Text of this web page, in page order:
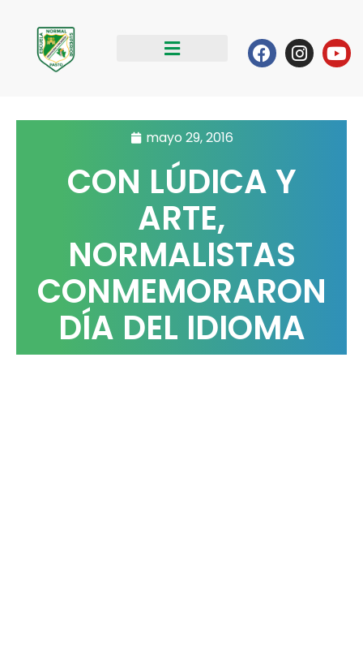
contenido
Facebook
mayo 29, 2016
CON LÚDICA Y
ARTE,
NORMALISTAS
CONMEMORARON
DÍA DEL IDIOMA